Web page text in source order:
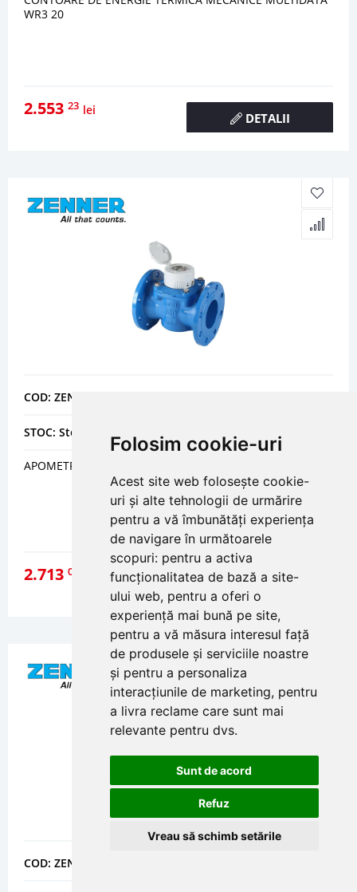
Folosim cookie-uri
Acest site web folosește cookie-
uri și alte tehnologii de urmărire
pentru a vă îmbunătăți experiența
de navigare în următoarele
scopuri: pentru a activa
funcționalitatea de bază a site-
ului web, pentru a oferi o
experiență mai bună pe site,
pentru a vă măsura interesul față
de produsele și serviciile noastre
și pentru a personaliza
interacțiunile de marketing, pentru
a livra reclame care sunt mai
relevante pentru dvs.
Sunt de acord
Refuz
Vreau să schimb setările
WR3 20
2.553 23 lei
DETALII
COD: ZENWPHZFN125
STOC: Stoc epuizat
APOMETRE APA RECE WOLTMAN WPD R100 DN 125
2.713 01
DETALII
COD: ZENMULTIDATA25